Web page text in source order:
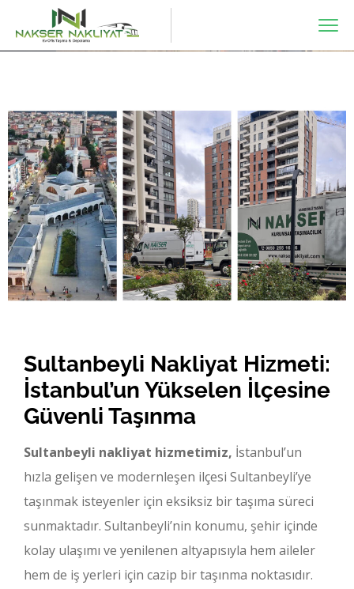
Sultanbeyli Nakliyat Hizmeti:
İstanbul’un Yükselen İlçesine
Güvenli Taşınma
Sultanbeyli nakliyat hizmetimiz, İstanbul’un
hızla gelişen ve modernleşen ilçesi Sultanbeyli’ye
taşınmak isteyenler için eksiksiz bir taşıma süreci
sunmaktadır. Sultanbeyli’nin konumu, şehir içinde
kolay ulaşımı ve yenilenen altyapısıyla hem aileler
hem de iş yerleri için cazip bir taşınma noktasıdır.